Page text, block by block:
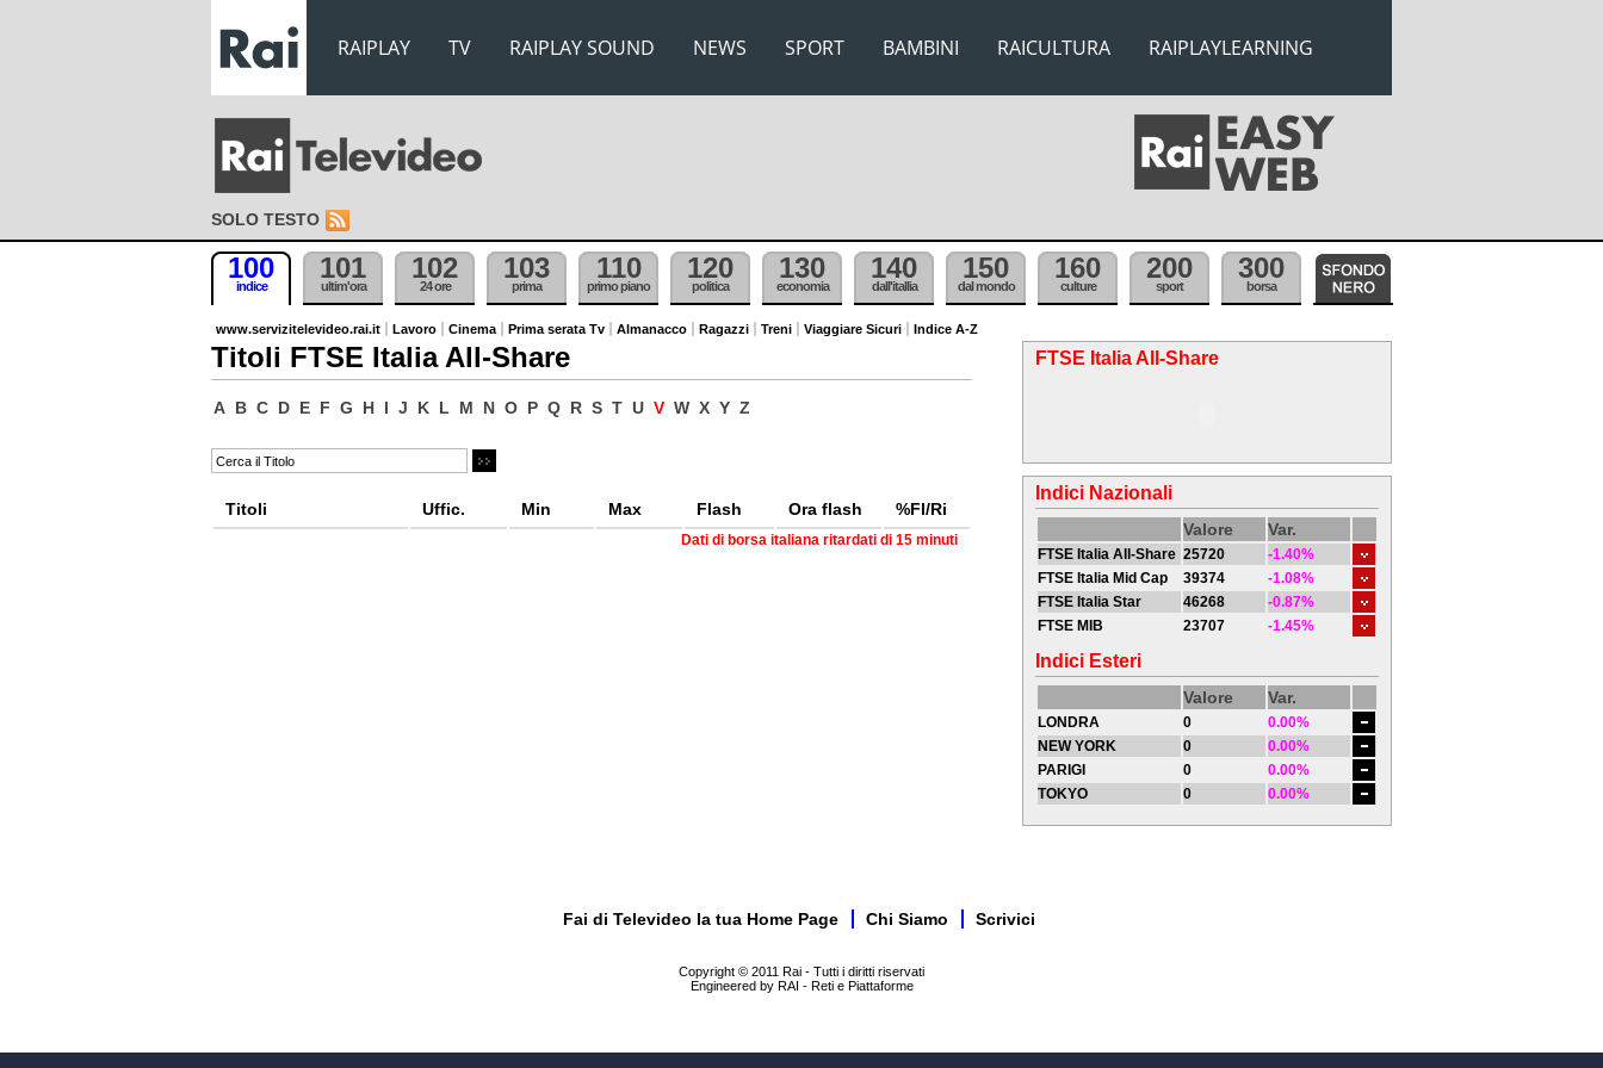
RAIPLAY TV RAIPLAY SOUND NEWS SPORT BAMBINI RAICULTURA RAIPLAYLEARNING
SOLO TESTO
100
indice
101
ultim'ora
102
24 ore
103
prima
110
primo piano
120
politica
130
economia
140
dall'itallia
150
dal mondo
160
culture
200
sport
300
borsa
www.servizitelevideo.rai.it Lavoro Cinema Prima serata Tv Almanacco Ragazzi Treni Viaggiare Sicuri Indice A-Z
Titoli FTSE Italia All-Share
A B C D E F G H I J K L M N O P Q R S T U V W X Y Z
Titoli Uffic. Min Max Flash Ora flash %Fl/Ri
Dati di borsa italiana ritardati di 15 minuti
FTSE Italia All-Share
Indici Nazionali
Valore Var.
FTSE Italia All-Share 25720
-1.40%
FTSE Italia Mid Cap
39374
-1.08%
FTSE Italia Star
46268
-0.87%
FTSE MIB
23707 -1.45%
Indici Esteri
Valore Var.
LONDRA 0
0.00%
NEW YORK
0
0.00%
PARIGI
0
0.00%
TOKYO
0 0.00%
Fai di Televideo la tua Home Page Chi Siamo Scrivici
Copyright © 2011 Rai - Tutti i diritti riservati
Engineered by RAI - Reti e Piattaforme